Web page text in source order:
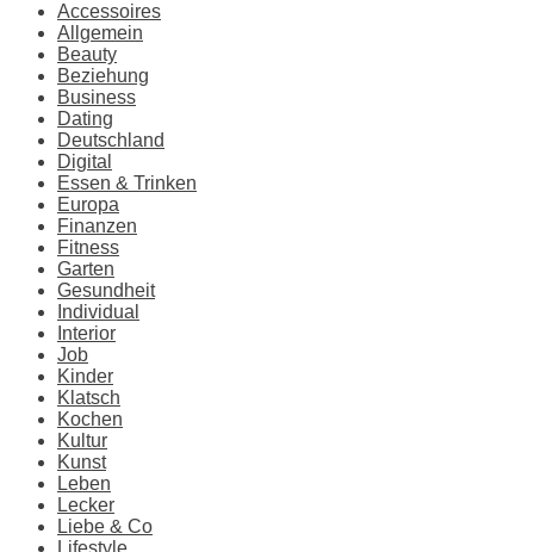
Accessoires
Allgemein
Beauty
Beziehung
Business
Dating
Deutschland
Digital
Essen & Trinken
Europa
Finanzen
Fitness
Garten
Gesundheit
Individual
Interior
Job
Kinder
Klatsch
Kochen
Kultur
Kunst
Leben
Lecker
Liebe & Co